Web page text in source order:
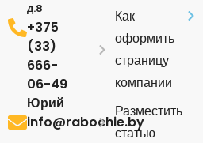
д.8
+375
(33)
666-
06-49
Юрий
info@rabochie.by
Как
оформить
страницу
компании
Разместить
статью